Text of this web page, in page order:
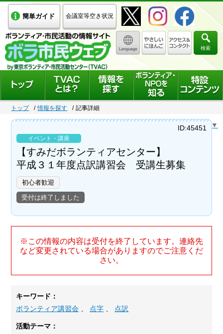
簡単ガイド 会議室等空き状況
検索
トップ 情報を探す 記事詳細
Select Language ▼
イベント・講座
【すみだボランティアセンター】
平成３１年度点訳講習会 受講生募集
初心者歓迎
受付は終了しました
ID:45451
※この情報の内容は受付を終了しています。連絡先
など変更されている場合がありますのでご注意くだ
さい。
キーワード：
ボランティア講習会
点字 点訳
活動テーマ：